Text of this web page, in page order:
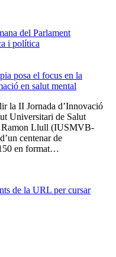
del Parlament
i política
posa el focus en la
en salut mental
la II Jornada d’Innovació
Universitari de Salut
Ramon Llull (IUSMVB-
centenar de
en format…
de la URL per cursar